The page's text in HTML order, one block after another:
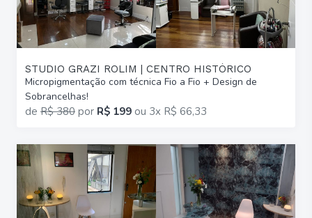
STUDIO GRAZI ROLIM | CENTRO HISTÓRICO
Micropigmentação com técnica Fio a Fio + Design de
Sobrancelhas!
de R$ 380 por R$ 199 ou 3x R$ 66,33